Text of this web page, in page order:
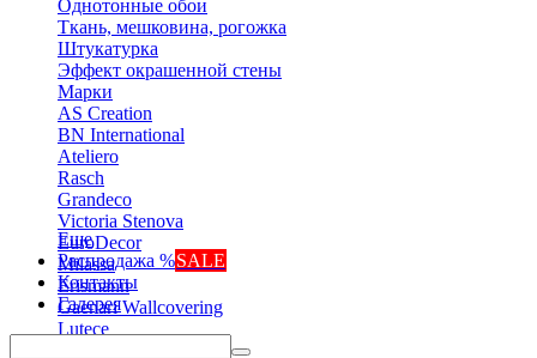
Однотонные обои
Ткань, мешковина, рогожка
Штукатурка
Эффект окрашенной стены
Марки
AS Creation
BN International
Ateliero
Rasch
Grandeco
Victoria Stenova
EuroDecor
Milassa
Erismann
Gaenari Wallcovering
Lutece
Еще
Распродажа %SALE
Контакты
Галерея